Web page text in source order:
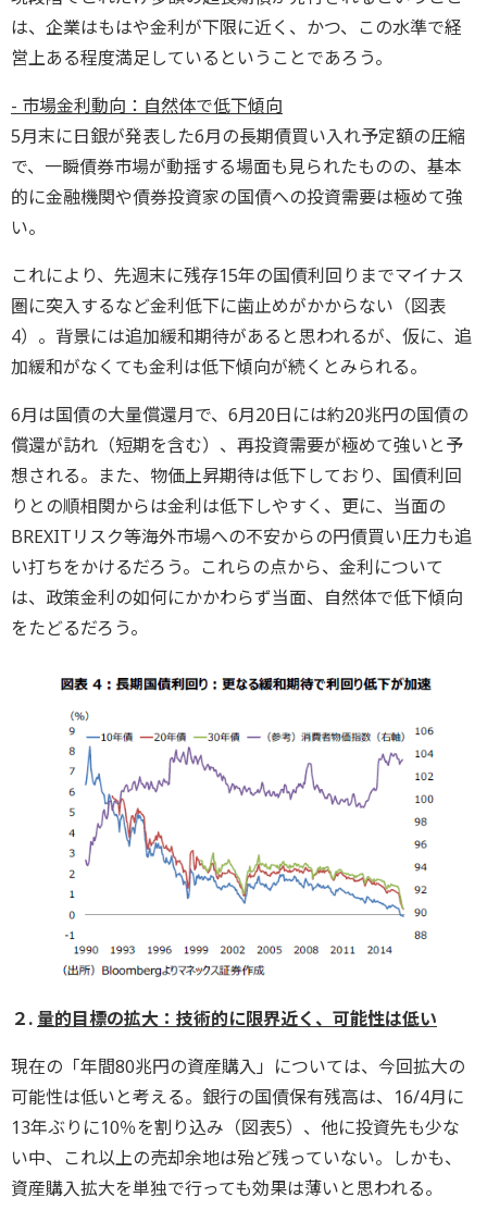
は、企業はもはや金利が下限に近く、かつ、この水準で経
営上ある程度満足しているということであろう。
- 市場金利動向：自然体で低下傾向
5月末に日銀が発表した6月の長期債買い入れ予定額の圧縮
で、一瞬債券市場が動揺する場面も見られたものの、基本
的に金融機関や債券投資家の国債への投資需要は極めて強
い。
これにより、先週末に残存15年の国債利回りまでマイナス
圏に突入するなど金利低下に歯止めがかからない（図表
4）。背景には追加緩和期待があると思われるが、仮に、追
加緩和がなくても金利は低下傾向が続くとみられる。
6月は国債の大量償還月で、6月20日には約20兆円の国債の
償還が訪れ（短期を含む）、再投資需要が極めて強いと予
想される。また、物価上昇期待は低下しており、国債利回
りとの順相関からは金利は低下しやすく、更に、当面の
BREXITリスク等海外市場への不安からの円債買い圧力も追
い打ちをかけるだろう。これらの点から、金利について
は、政策金利の如何にかかわらず当面、自然体で低下傾向
をたどるだろう。
２. 量的目標の拡大：技術的に限界近く、可能性は低い
現在の「年間80兆円の資産購入」については、今回拡大の
可能性は低いと考える。銀行の国債保有残高は、16/4月に
13年ぶりに10％を割り込み（図表5）、他に投資先も少な
い中、これ以上の売却余地は殆ど残っていない。しかも、
資産購入拡大を単独で行っても効果は薄いと思われる。